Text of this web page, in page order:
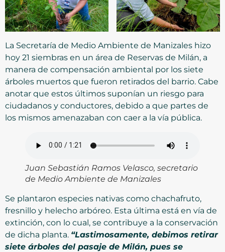
La Secretaría de Medio Ambiente de Manizales hizo
hoy 21 siembras en un área de Reservas de Milán, a
manera de compensación ambiental por los siete
árboles muertos que fueron retirados del barrio. Cabe
anotar que estos últimos suponían un riesgo para
ciudadanos y conductores, debido a que partes de
los mismos amenazaban con caer a la vía pública.
Juan Sebastián Ramos Velasco, secretario
de Medio Ambiente de Manizales
Se plantaron especies nativas como chachafruto,
fresnillo y helecho arbóreo. Esta última está en vía de
extinción, con lo cual, se contribuye a la conservación
de dicha planta. “Lastimosamente, debimos retirar
siete árboles del pasaje de Milán, pues se